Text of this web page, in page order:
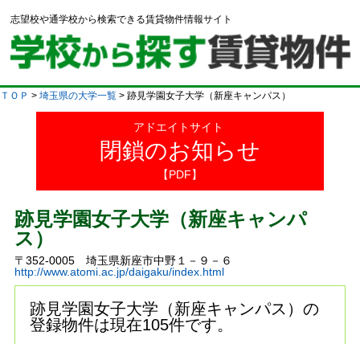
志望校や通学校から検索できる賃貸物件情報サイト
ＴＯＰ > 埼玉県の大学一覧 > 跡見学園女子大学（新座キャンパス）
アドエイトサイト
閉鎖のお知らせ
【PDF】
跡見学園女子大学（新座キャンパ
ス）
〒352-0005 埼玉県新座市中野１－９－６
http://www.atomi.ac.jp/daigaku/index.html
跡見学園女子大学（新座キャンパス）の
登録物件は現在105件です。